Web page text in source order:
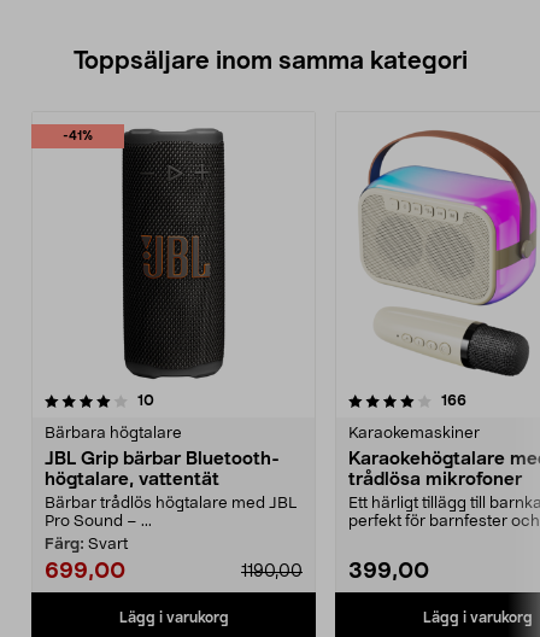
Toppsäljare inom samma kategori
-41%
10recensioner
Bärbara högtalare
JBL Grip bärbar Bluetooth-
högtalare, vattentät
Bärbar trådlös högtalare med JBL
Pro Sound – ...
Färg: Svart
699,00 1190,00
Lägg i varukorg
4.0 av 5 stjärnor 166
Karaokemaskiner
Karaokehögtalare
trådlösa mikrofoner
Ett härligt tillägg till
perfekt för barnfester och
399,00
Lägg i varukorg
4.0 av 5 stjärnor